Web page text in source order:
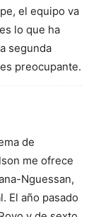
el equipo va
lo que ha
segunda
preocupante.
de
me ofrece
Nguessan,
El año pasado